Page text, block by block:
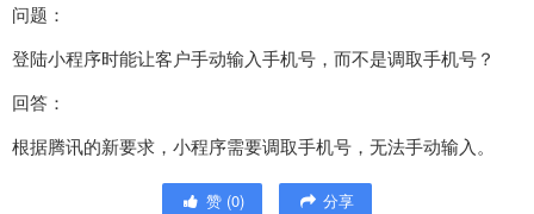
问题：
登陆小程序时能让客户手动输入手机号，而不是调取手机号？
回答：
根据腾讯的新要求，小程序需要调取手机号，无法手动输入。
赞 (0) 分享